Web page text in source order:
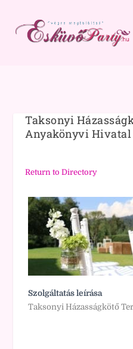
Taksonyi
Anyakönyvi Hivatal
Return to Directory
Szolgáltatás leírása
Taksonyi Házasságkötő